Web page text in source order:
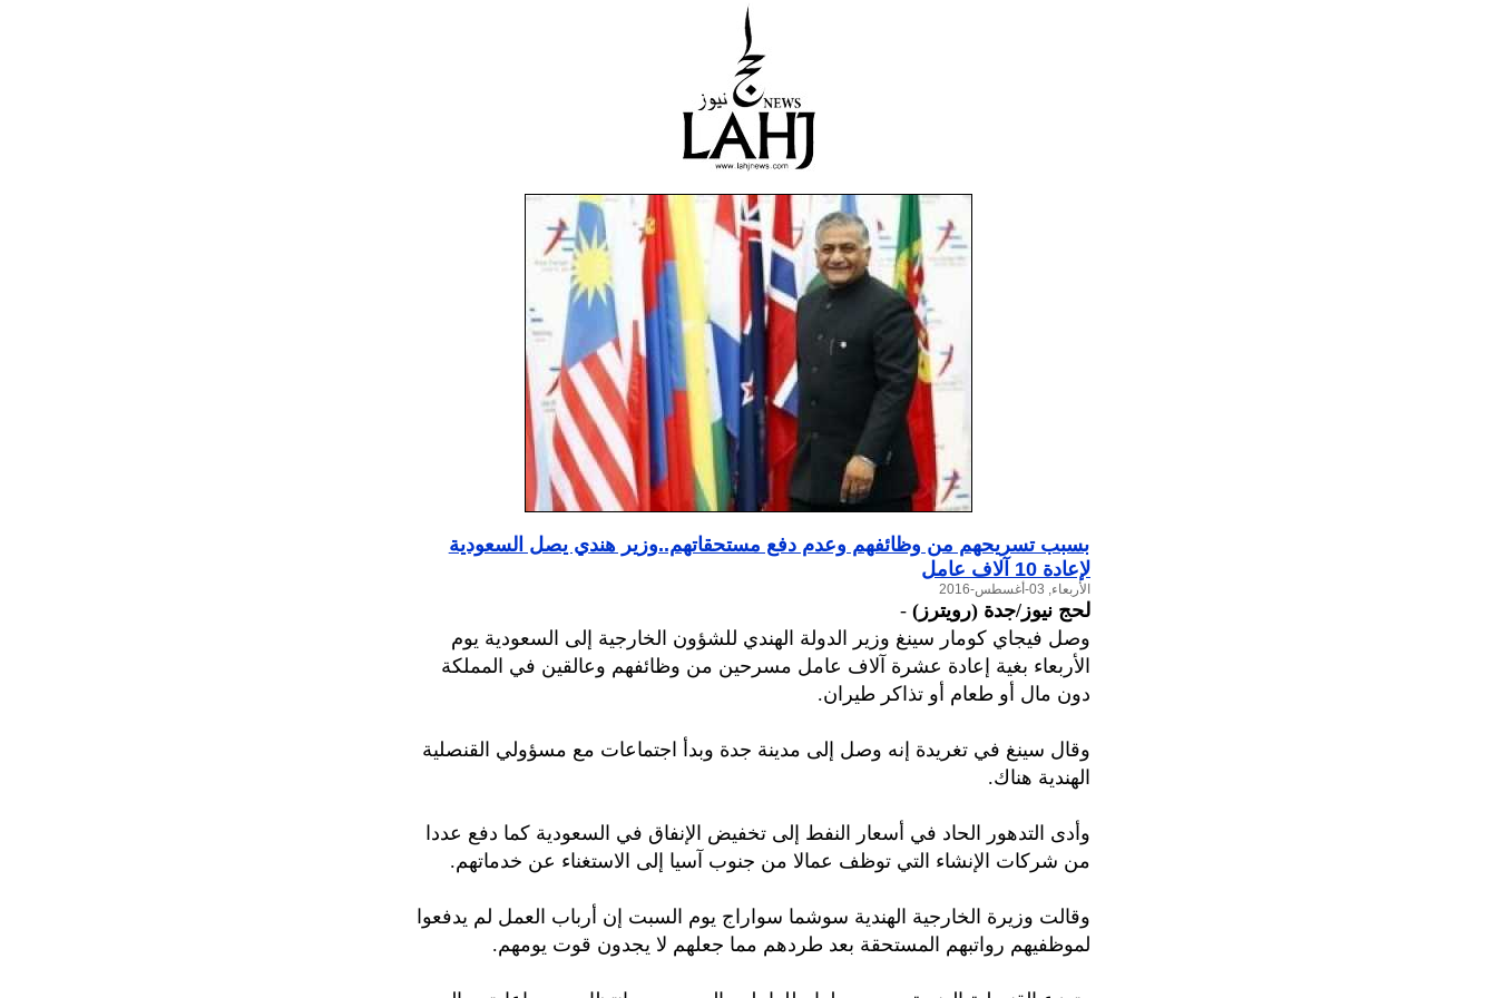
بسبب تسريحهم من وظائفهم وعدم دفع مستحقاتهم..وزير هندي يصل السعودية
لإعادة 10 آلاف عامل
الأربعاء, 03-أغسطس-2016
لحج نيوز/جدة (رويترز) -
وصل فيجاي كومار سينغ وزير الدولة الهندي للشؤون الخارجية إلى السعودية يوم
الأربعاء بغية إعادة عشرة آلاف عامل مسرحين من وظائفهم وعالقين في المملكة
دون مال أو طعام أو تذاكر طيران.
وقال سينغ في تغريدة إنه وصل إلى مدينة جدة وبدأ اجتماعات مع مسؤولي القنصلية
الهندية هناك.
وأدى التدهور الحاد في أسعار النفط إلى تخفيض الإنفاق في السعودية كما دفع عددا
من شركات الإنشاء التي توظف عمالا من جنوب آسيا إلى الاستغناء عن خدماتهم.
وقالت وزيرة الخارجية الهندية سوشما سواراج يوم السبت إن أرباب العمل لم يدفعوا
لموظفيهم رواتبهم المستحقة بعد طردهم مما جعلهم لا يجدون قوت يومهم.